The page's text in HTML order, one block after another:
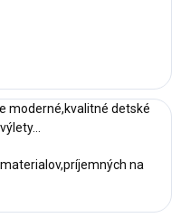
moderné,kvalitné detské
na